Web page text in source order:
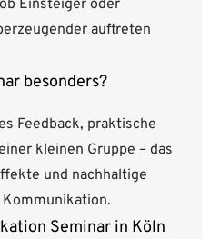
Einsteiger oder
auftreten
besonders?
Feedback, praktische
kleinen Gruppe – das
und nachhaltige
Seminar in Köln